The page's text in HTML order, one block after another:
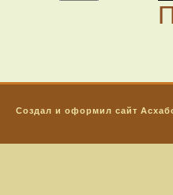
Создал и оформил сайт